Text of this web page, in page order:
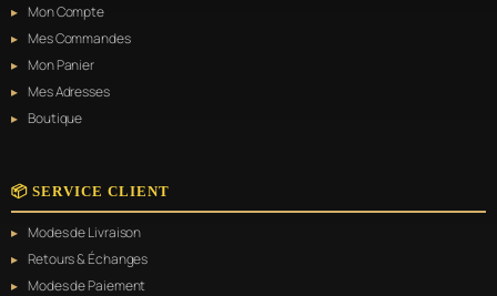
Mon Compte
Mes Commandes
Mon Panier
Mes Adresses
Boutique
📦 SERVICE CLIENT
Modes de Livraison
Retours & Échanges
Modes de Paiement